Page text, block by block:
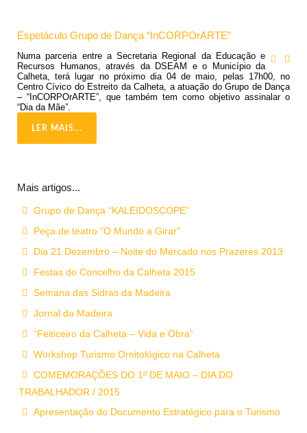
Espetáculo Grupo de Dança “InCORPOrARTE”
Numa parceria entre a Secretaria Regional da Educação e
Recursos Humanos, através da DSEAM e o Município da
Calheta, terá lugar no próximo dia 04 de maio, pelas 17h00, no
Centro Cívico do Estreito da Calheta, a atuação do Grupo de Dança
– “InCORPOrARTE”, que também tem como objetivo assinalar o
“Dia da Mãe”.
LER MAIS...
Mais artigos...
Grupo de Dança “KALEIDOSCOPE”
Peça de teatro “O Mundo a Girar”
Dia 21 Dezembro – Noite do Mercado nos Prazeres 2013
Festas do Concelho da Calheta 2015
Semana das Sidras da Madeira
Jornal da Madeira
“Feiticeiro da Calheta – Vida e Obra”
Workshop Turismo Ornitológico na Calheta
COMEMORAÇÕES DO 1º DE MAIO – DIA DO
TRABALHADOR / 2015
Apresentação do Documento Estratégico para o Turismo